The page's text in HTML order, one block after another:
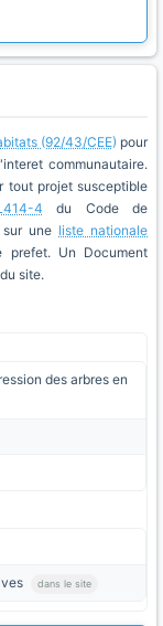
(92/43/CEE) pour
communautaire.
tout projet susceptible
4 du Code de
une liste nationale
Un Document
site.
des arbres en
dans le site